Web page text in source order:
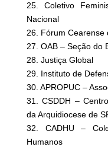
25. Coletivo
Nacional
26. Fórum Cearense
27. OAB – Seção do
28. Justiça Global
29. Instituto de
30. APROPUC –
31. CSDDH –
da Arquidiocese de
32. CADHU –
Humanos